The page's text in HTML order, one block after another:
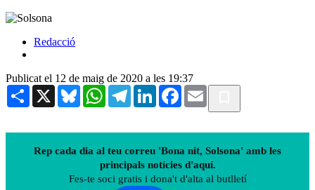
Redacció
Publicat el 12 de maig de 2020 a les 19:37
Share X BlueskyWhatsAppTelegramLinkedInFacebook
Email
Rep cada dia al teu correu 'Bona nit, Solsona' amb les
principals notícies d'aquí.
Fes-te soci gratis i dona't d'alta al butlletí